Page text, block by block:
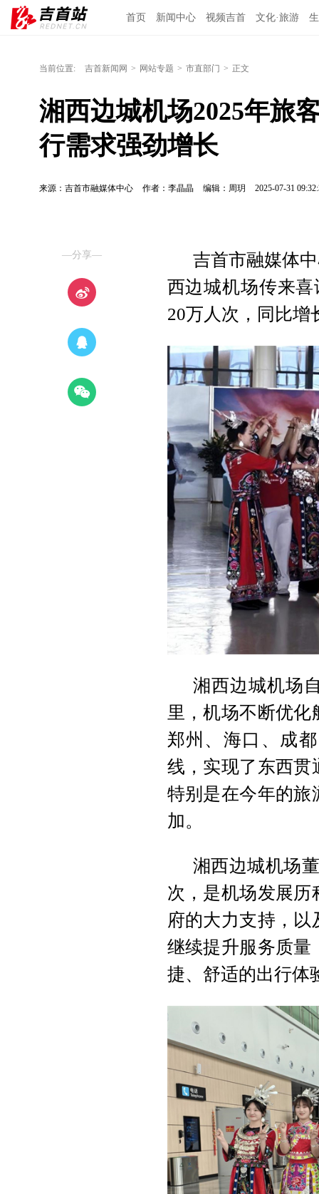
首页 新闻中心 视频吉首 文化·旅游
当前位置: 吉首新闻网 > 网站专题 > 市直部门 > 正文
湘西边城机场2025年旅
行需求强劲增长
来源：吉首市融媒体中心 作者：李晶晶 编辑：周玥 2025-07-31
—分享—
吉首市融媒体
西边城机场传来
20万人次，同比增
湘西边城机场
里，机场不断优
郑州、海口、成
线，实现了东西贯
特别是在今年的旅
加。
湘西边城机场
次，是机场发展
府的大力支持，
继续提升服务质量
捷、舒适的出行体